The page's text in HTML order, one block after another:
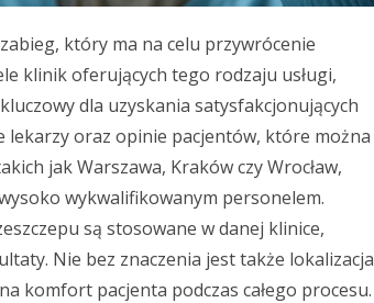
który ma na celu przywrócenie
klinik oferujących tego rodzaju usługi,
dla uzyskania satysfakcjonujących
lekarzy oraz opinie pacjentów, które można
jak Warszawa, Kraków czy Wrocław,
wykwalifikowanym personelem.
są stosowane w danej klinice,
Nie bez znaczenia jest także lokalizacja
komfort pacjenta podczas całego procesu.